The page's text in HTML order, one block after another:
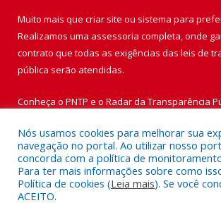
Muito mais que criar site ou sistema para
Realizamos uma assessoria completa, onde
contrato que todas as exigências das leis de
pública serão atendidas.
Conheça o PNTP e o Radar da Transparência
Todos os direitos reservados a Prefeitura
Nazaré.
Nós usamos cookies para melhorar sua
navegação no portal. Ao utilizar nosso
concorda com a política de
Para ter mais informações sobre como
Política de cookies (Leia mais). Se você
ACEITO.